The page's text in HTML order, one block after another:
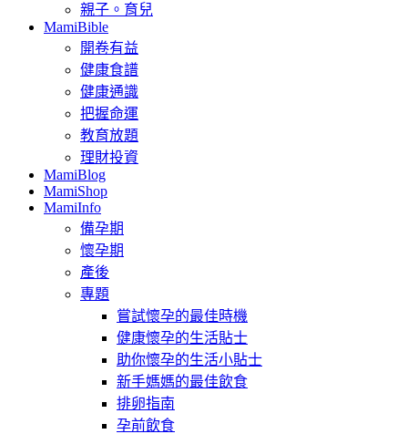
親子。育兒
MamiBible
開卷有益
健康食譜
健康通識
把握命運
教育放題
理財投資
MamiBlog
MamiShop
MamiInfo
備孕期
懷孕期
產後
專題
嘗試懷孕的最佳時機
健康懷孕的生活貼士
助你懷孕的生活小貼士
新手媽媽的最佳飲食
排卵指南
孕前飲食